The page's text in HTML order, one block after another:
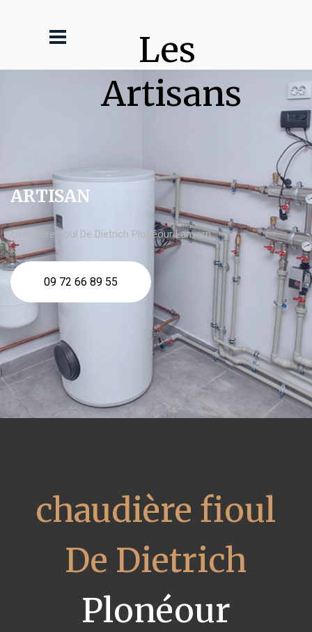
Les
Artisans
ARTISAN
chaudière fioul De Dietrich Plonéour Lanvern
09 72 66 89 55
chaudière fioul
De Dietrich
Plonéour